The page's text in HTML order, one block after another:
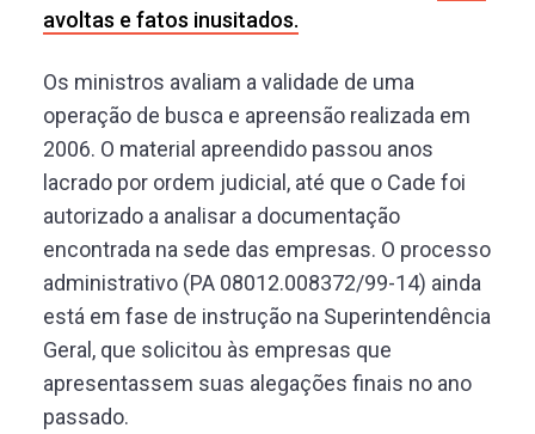
avoltas e fatos inusitados.
Os ministros avaliam a validade de uma
operação de busca e apreensão realizada em
2006. O material apreendido passou anos
lacrado por ordem judicial, até que o Cade foi
autorizado a analisar a documentação
encontrada na sede das empresas. O processo
administrativo (PA 08012.008372/99-14) ainda
está em fase de instrução na Superintendência
Geral, que solicitou às empresas que
apresentassem suas alegações finais no ano
passado.